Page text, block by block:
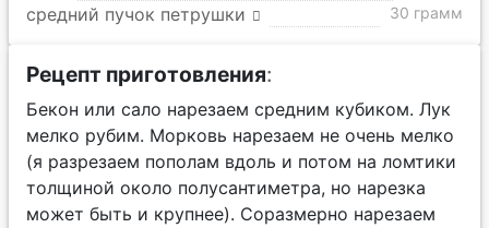
средний пучок петрушки 30 грамм
Рецепт приготовления:
Бекон или сало нарезаем средним кубиком. Лук
мелко рубим. Морковь нарезаем не очень мелко
(я разрезаем пополам вдоль и потом на ломтики
толщиной около полусантиметра, но нарезка
может быть и крупнее). Соразмерно нарезаем